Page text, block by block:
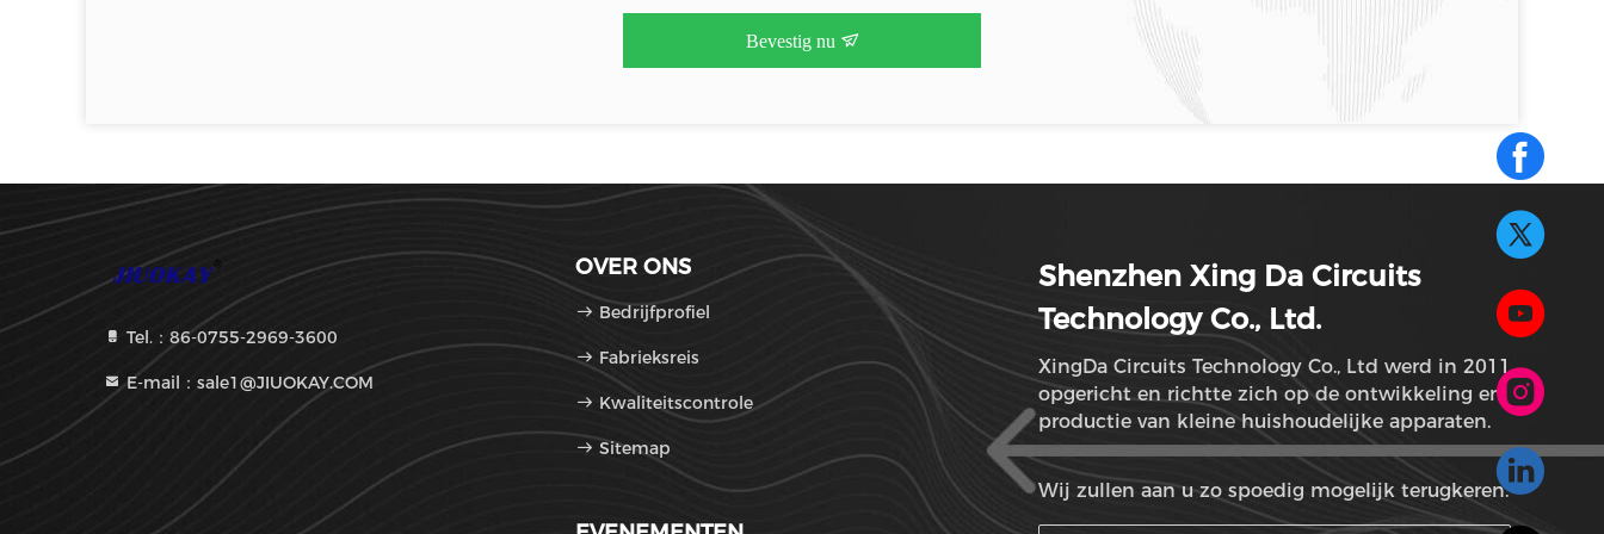
Bevestig nu
Tel.：86-0755-2969-3600
E-mail：sale1@JIUOKAY.COM
OVER ONS
Bedrijfprofiel
Fabrieksreis
Kwaliteitscontrole
Sitemap
Shenzhen Xing Da Circuits
Technology Co., Ltd.
XingDa Circuits Technology Co., Ltd werd in 2011
opgericht en richtte zich op de ontwikkeling en
productie van kleine huishoudelijke apparaten.
Wij zullen aan u zo spoedig mogelijk terugkeren.